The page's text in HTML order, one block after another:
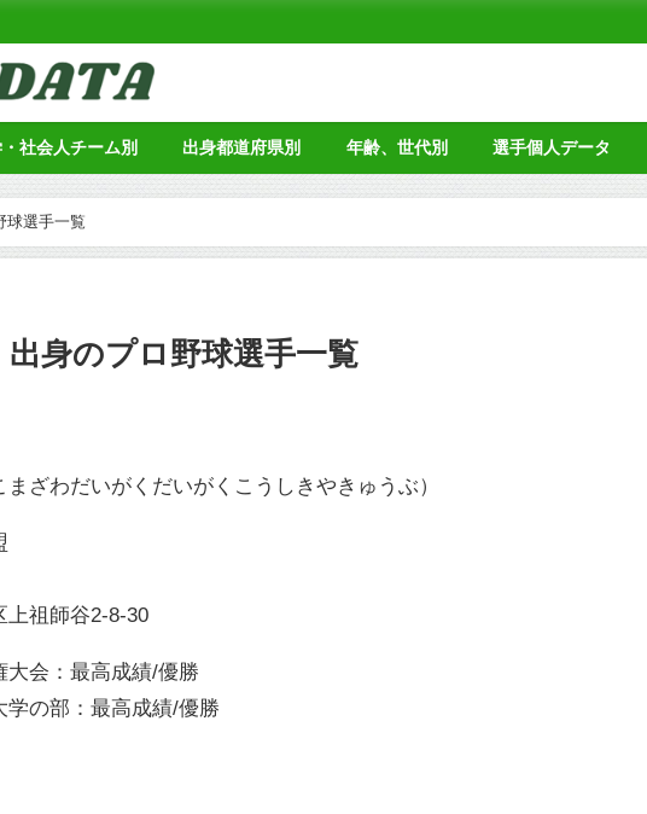
社会人チーム別 出身都道府県別 年齢、世代別 選手個人データ
球選手一覧
身のプロ野球選手一覧
ざわだいがくだいがくこうしきやきゅうぶ）
上祖師谷2-8-30
大会：最高成績/優勝
学の部：最高成績/優勝